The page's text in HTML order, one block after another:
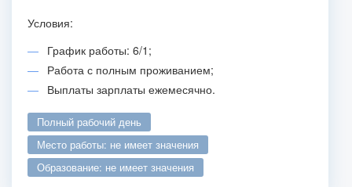
Условия:
График работы: 6/1;
Работа с полным проживанием;
Выплаты зарплаты ежемесячно.
полный рабочий день
место работы: не имеет значения
образование: не имеет значения